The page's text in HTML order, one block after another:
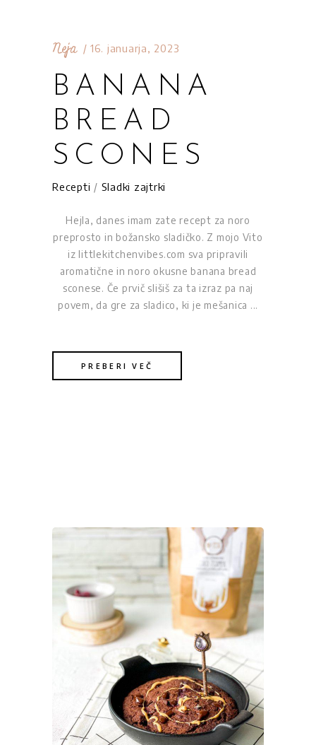
Neja 16. januarja, 2023
BANANA
BREAD
SCONES
Recepti / Sladki zajtrki
Hejla, danes imam zate recept za noro
preprosto in božansko sladičko. Z mojo Vito
iz littlekitchenvibes.com sva pripravili
aromatične in noro okusne banana bread
sconese. Če prvič slišiš za ta izraz pa naj
povem, da gre za sladico, ki je mešanica
PREBERI VEČ